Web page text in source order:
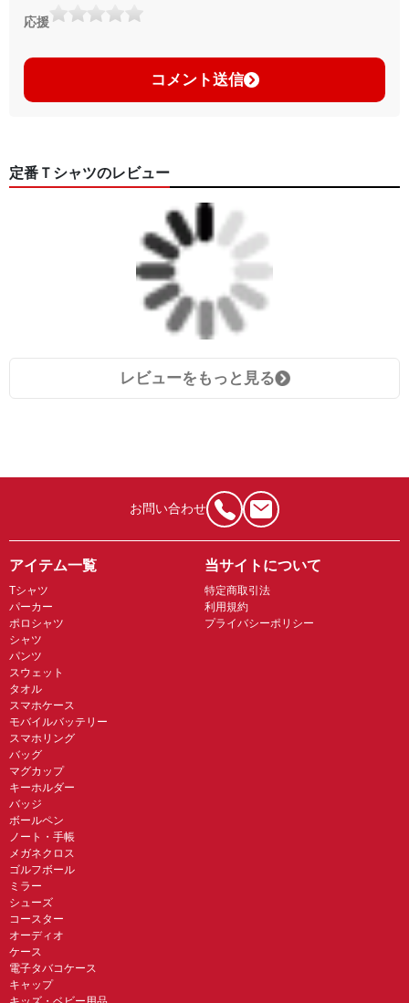
応援
コメント送信
定番Ｔシャツのレビュー
レビューをもっと見る
お問い合わせ
アイテム一覧
Tシャツ
パーカー
ポロシャツ
シャツ
パンツ
スウェット
タオル
スマホケース
モバイルバッテリー
スマホリング
バッグ
マグカップ
キーホルダー
バッジ
ボールペン
ノート・手帳
メガネクロス
ゴルフボール
ミラー
シューズ
コースター
オーディオ
ケース
電子タバコケース
キャップ
当サイトについて
特定商取引法
利用規約
プライバシーポリシー